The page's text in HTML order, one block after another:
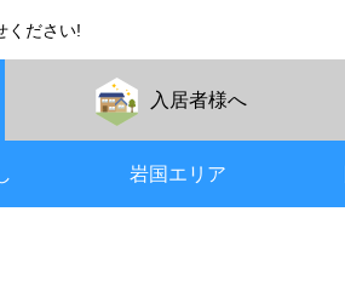
ください!
岩国エリア
入居者様へ